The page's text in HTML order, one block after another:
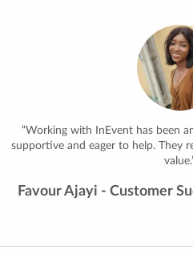
“Working with InEvent has been
supportive and eager to help. They
Favour Ajayi - Customer